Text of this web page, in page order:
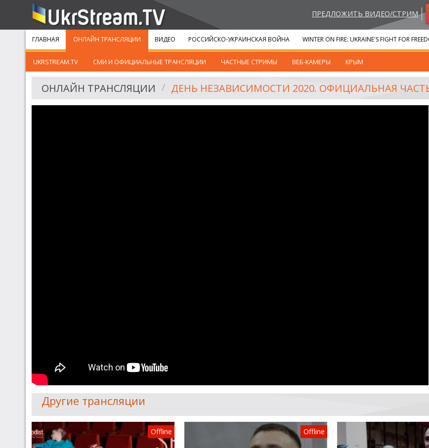
ПРЕДЛОЖИТЬ ВИДЕО/СТРИМ
ГЛАВНАЯ ОНЛАЙН ТРАНСЛЯЦИИ
UKRSTREAM.TV СМИ И ОФИЦИАЛЬНЫЕ ТРАНСЛЯЦИИ ЧАСТНЫЕ СТРИМЫ ВЕБ-КАМЕРЫ КРЫМ
ВИДЕО РОССИЙСКО-УКРАИНСКАЯ ВОЙНА WINTER ON FIRE: UKRAINE'S FIGHT FOR
ОНЛАЙН ТРАНСЛЯЦИИ ДЕНЬ НЕЗАВИСИМОСТИ 2020. ОФИЦИАЛЬНАЯ
Другие трансляции
Offline Offline